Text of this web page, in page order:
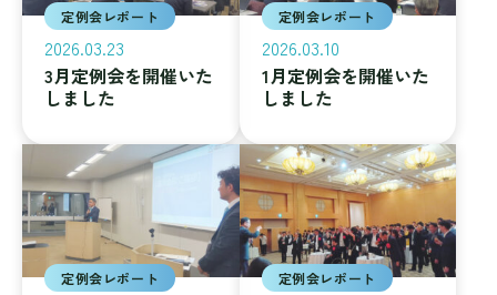
定例会レポート
2026.03.23
3月定例会を開催いた
しました
定例会レポート
2026.03.10
1月定例会を開催いた
しました
定例会レポート 定例会レポート